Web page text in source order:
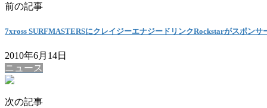
前の記事
7xross SURFMASTERSにクレイジーエナジードリンクRockstarがスポンサ
2010年6月14日
ニュース
次の記事